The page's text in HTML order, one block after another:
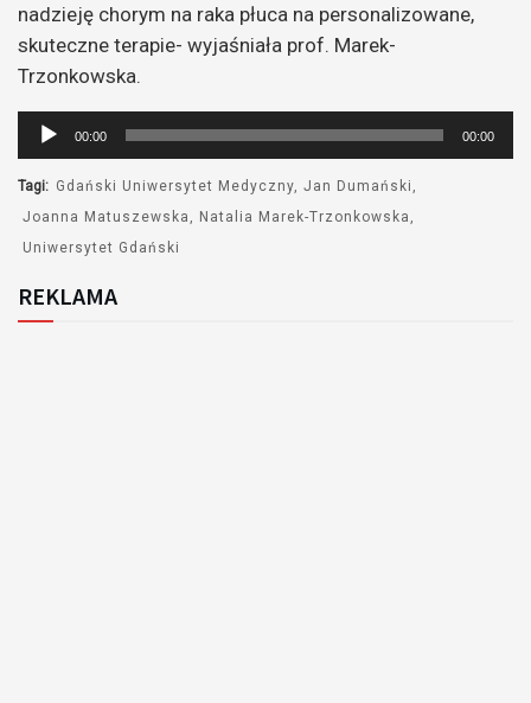
nadzieję chorym na raka płuca na personalizowane,
skuteczne terapie- wyjaśniała prof. Marek-
Trzonkowska.
Odtwarzacz
plików
dźwiękowych
00:00 00:00
Tagi: Gdański Uniwersytet Medyczny Jan Dumański
Joanna Matuszewska
Natalia Marek-Trzonkowska
Uniwersytet Gdański
REKLAMA